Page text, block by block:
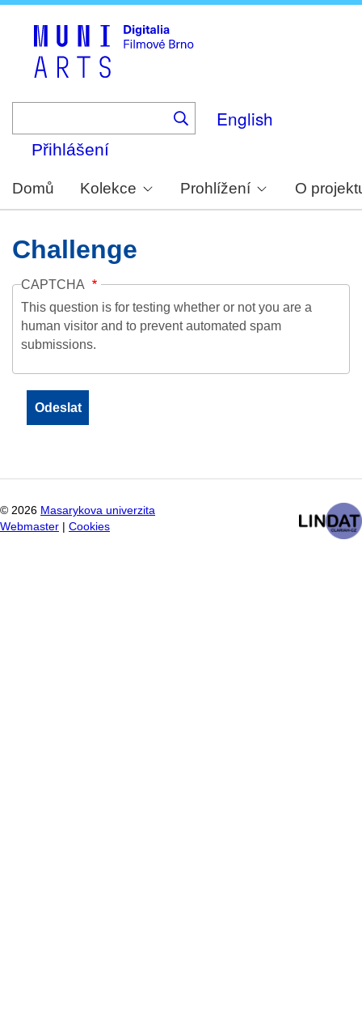
English
Přihlášení
Domů Kolekce Prohlížení O
Challenge
CAPTCHA
This question is for testing whether or not you are a
human visitor and to prevent automated spam
submissions.
© 2026 Masarykova univerzita
Webmaster
Cookies